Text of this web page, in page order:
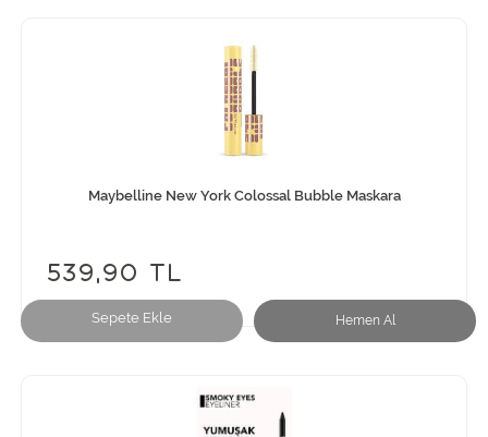
Sepete Ekle Hemen Al
Maybelline New York Colossal Bubble Maskara
539,90 TL